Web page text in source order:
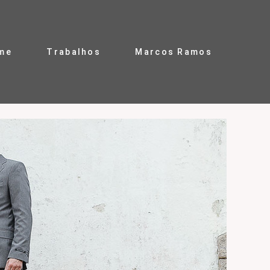
Trabalhos Marcos Ramos